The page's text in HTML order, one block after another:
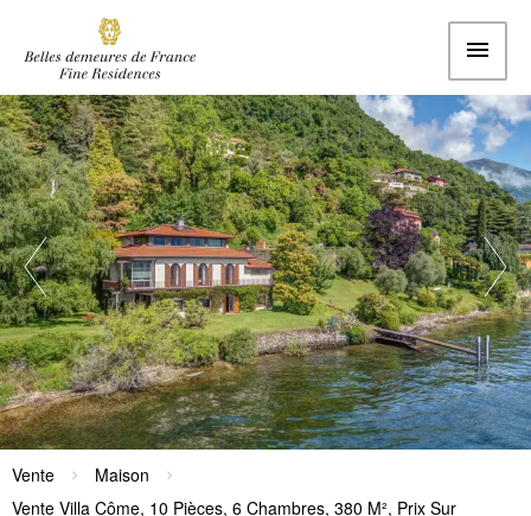
Vente
Maison
Vente Villa Côme, 10 Pièces, 6 Chambres, 380 M², Prix Sur